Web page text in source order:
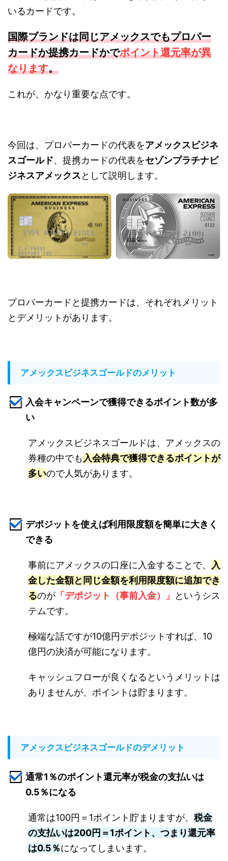
いるカードです。
国際ブランドは同じアメックスでもプロパー
カードか提携カードかでポイント還元率が異
なります。
これが、かなり重要な点です。
今回は、プロパーカードの代表をアメックスビジネ
スゴールド、提携カードの代表をセゾンプラチナビ
ジネスアメックスとして説明します。
プロパーカードと提携カードは、それぞれメリット
とデメリットがあります。
アメックスビジネスゴールドのメリット
入会キャンペーンで獲得できるポイント数が多
い
アメックスビジネスゴールドは、アメックスの
券種の中でも入会特典で獲得できるポイントが
多いので人気があります。
デポジットを使えば利用限度額を簡単に大きく
できる
事前にアメックスの口座に入金することで、 入
金した金額と同じ金額を利用限度額に追加でき
るのが 「デポジット（事前入金）」
というシス
テムです。
極端な話ですが10億円デポジットすれば、10
億円の決済が可能になります。
キャッシュフローが良くなるというメリットは
ありませんが、ポイントは貯まります。
アメックスビジネスゴールドのデメリット
通常1％のポイント還元率が税金の支払いは
0.5％になる
通常は100円＝1ポイント貯まりますが、 税金
の支払いは200円＝1ポイント、つまり還元率
は0.5％になってしまいます。